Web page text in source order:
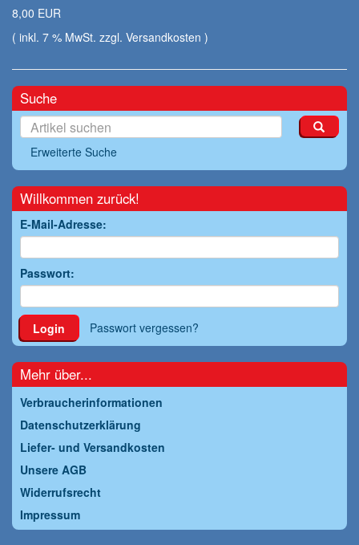
8,00 EUR
( inkl. 7 % MwSt. zzgl. Versandkosten )
Suche
Erweiterte Suche
Willkommen zurück!
E-Mail-Adresse:
Passwort:
Login Passwort vergessen?
Mehr über...
Verbraucherinformationen
Datenschutzerklärung
Liefer- und Versandkosten
Unsere AGB
Widerrufsrecht
Impressum